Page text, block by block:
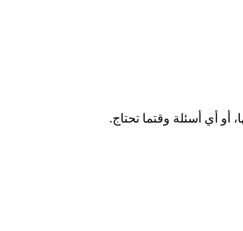
أو أي أسئلة وقتما تحتاج.